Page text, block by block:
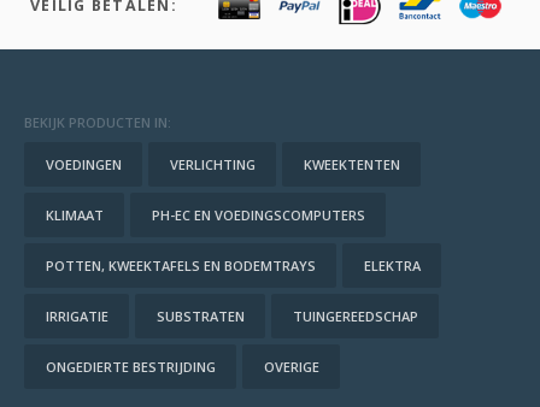
VEILIG BETALEN:
BEKIJK PRODUCTEN IN:
VOEDINGEN VERLICHTING KWEEKTENTEN
KLIMAAT PH-EC EN VOEDINGSCOMPUTERS
POTTEN, KWEEKTAFELS EN BODEMTRAYS ELEKTRA
IRRIGATIE SUBSTRATEN TUINGEREEDSCHAP
ONGEDIERTE BESTRIJDING OVERIGE